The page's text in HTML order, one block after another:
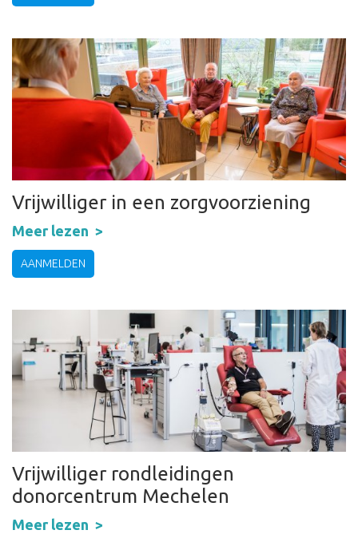
Vrijwilliger in een zorgvoorziening
Meer lezen
AANMELDEN
Vrijwilliger rondleidingen
donorcentrum Mechelen
Meer lezen